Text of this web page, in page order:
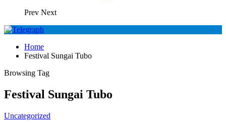
Prev Next
Home
Festival Sungai Tubo
Browsing Tag
Festival Sungai Tubo
Uncategorized